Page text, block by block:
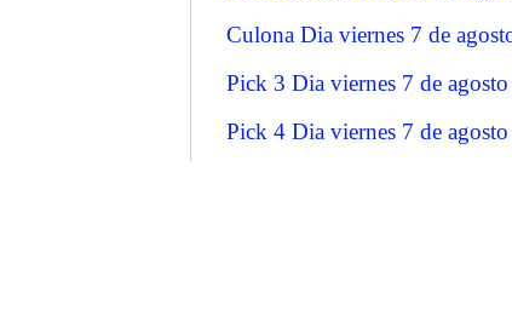
Culona Dia viernes 7 de
Pick 3 Dia viernes 7 de
Pick 4 Dia viernes 7 de